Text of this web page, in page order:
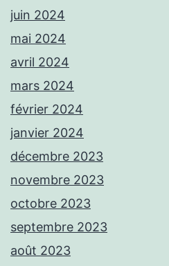
juin 2024
mai 2024
avril 2024
mars 2024
février 2024
janvier 2024
décembre 2023
novembre 2023
octobre 2023
septembre 2023
août 2023